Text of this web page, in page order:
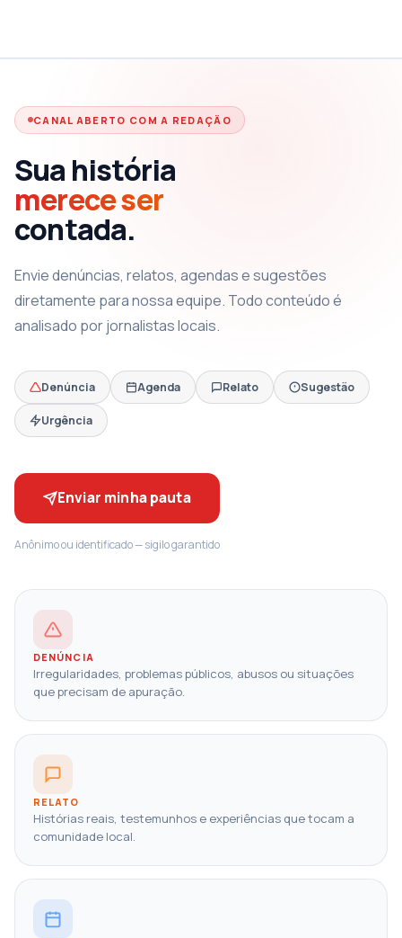
CANAL ABERTO COM A REDAÇÃO
Sua história
merece ser
contada.
Envie denúncias, relatos, agendas e sugestões
diretamente para nossa equipe. Todo conteúdo é
analisado por jornalistas locais.
Denúncia Agenda Relato Sugestão
Urgência
Enviar minha pauta
Anônimo ou identificado — sigilo garantido
DENÚNCIA
Irregularidades, problemas públicos, abusos ou situações
que precisam de apuração.
RELATO
Histórias reais, testemunhos e experiências que tocam a
comunidade local.